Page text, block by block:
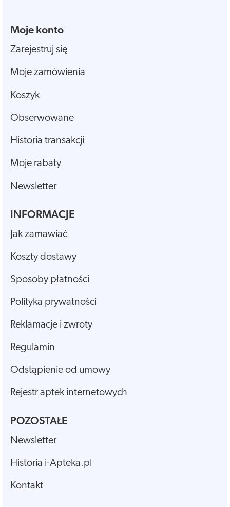
Moje konto
Zarejestruj się
Moje zamówienia
Koszyk
Obserwowane
Historia transakcji
Moje rabaty
Newsletter
INFORMACJE
Jak zamawiać
Koszty dostawy
Sposoby płatności
Polityka prywatności
Reklamacje i zwroty
Regulamin
Odstąpienie od umowy
Rejestr aptek internetowych
POZOSTAŁE
Newsletter
Historia i-Apteka.pl
Kontakt